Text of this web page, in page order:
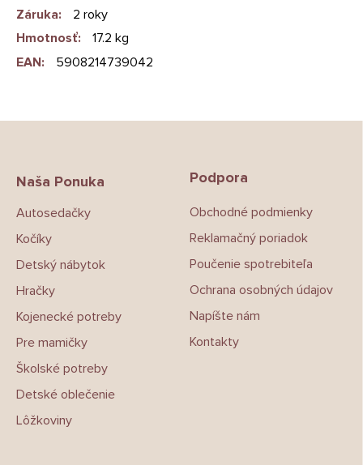
Záruka:
2 roky
Hmotnosť:
17.2 kg
EAN: 5908214739042
Naša Ponuka
Autosedačky
Kočíky
Detský nábytok
Hračky
Kojenecké potreby
Pre mamičky
Školské potreby
Detské oblečenie
Lôžkoviny
Podpora
Obchodné podmienky
Reklamačný poriadok
Poučenie spotrebiteľa
Ochrana osobných údajov
Napíšte nám
Kontakty